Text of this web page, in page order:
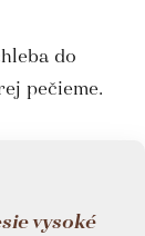
do
pečieme.
vysoké